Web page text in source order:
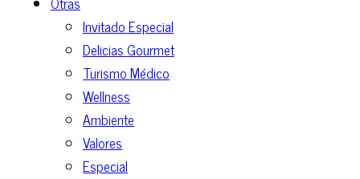
Invitado Especial
Delicias Gourmet
Turismo Médico
Wellness
Ambiente
Valores
Especial